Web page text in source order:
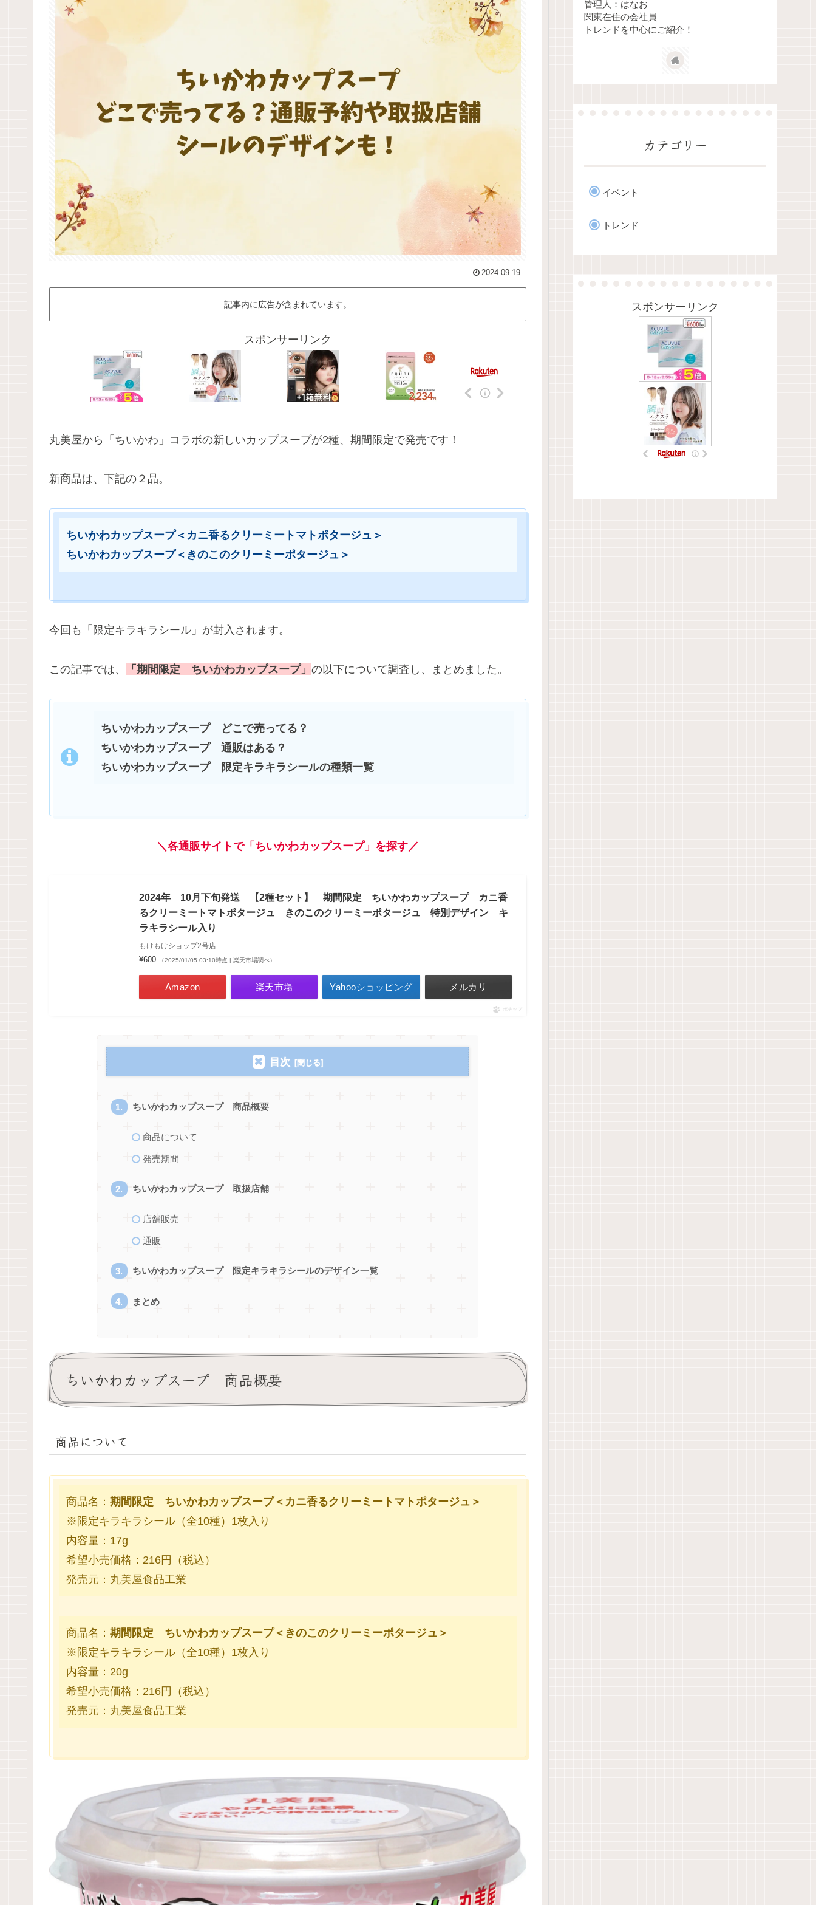
2024.09.19
記事内に広告が含まれています。
スポンサーリンク
丸美屋から「ちいかわ」コラボの新しいカップスープが2種、期間限定で発売です！
新商品は、下記の２品。
ちいかわカップスープ＜カニ香るクリーミートマトポタージュ＞
ちいかわカップスープ＜きのこのクリーミーポタージュ＞
今回も「限定キラキラシール」が封入されます。
この記事では、 「期間限定 ちいかわカップスープ」 の以下について調査し、まとめました。
ちいかわカップスープ どこで売ってる？
ちいかわカップスープ 通販はある？
ちいかわカップスープ 限定キラキラシールの種類一覧
＼各通販サイトで「ちいかわカップスープ」を探す／
2024年 10月下旬発送 【2種セット】 期間限定 ちいかわカップスープ カニ香
るクリーミートマトポタージュ きのこのクリーミーポタージュ 特別デザイン キ
ラキラシール入り
もけもけショップ2号店
¥600 （2025/01/05 03:10時点 | 楽天市場調べ）
Amazon 楽天市場 Yahooショッピング メルカリ
ポチップ
目次
ちいかわカップスープ 商品概要
商品について
発売期間
ちいかわカップスープ 取扱店舗
店舗販売
通販
ちいかわカップスープ 限定キラキラシールのデザイン一覧
まとめ
ちいかわカップスープ 商品概要
商品について
商品名： 期間限定 ちいかわカップスープ＜カニ香るクリーミートマトポタージュ＞
※限定キラキラシール（全10種）1枚入り
内容量：17g
希望小売価格：216円（税込）
発売元：丸美屋食品工業
商品名： 期間限定 ちいかわカップスープ＜きのこのクリーミーポタージュ＞
※限定キラキラシール（全10種）1枚入り
内容量：20g
希望小売価格：216円（税込）
発売元：丸美屋食品工業
管理人：はなお
関東在住の会社員
トレンドを中心にご紹介！
カテゴリー
イベント
トレンド
スポンサーリンク